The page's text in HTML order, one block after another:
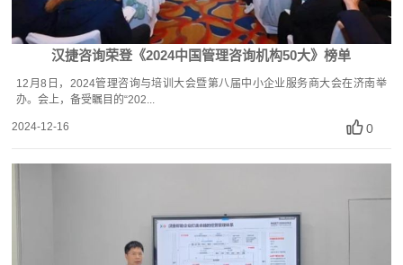
汉捷咨询荣登《2024中国管理咨询机构50大》榜单
12月8日，2024管理咨询与培训大会暨第八届中小企业服务商大会在济南举
办。会上，备受瞩目的“202...
2024-12-16 0